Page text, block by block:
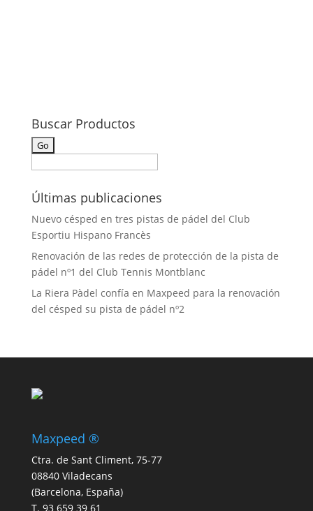
Buscar Productos
Últimas publicaciones
Nuevo césped en tres pistas de pádel del Club
Esportiu Hispano Francès
Renovación de las redes de protección de la pista de
pádel nº1 del Club Tennis Montblanc
La Riera Pàdel confía en Maxpeed para la renovación
del césped su pista de pádel nº2
Maxpeed ®
Ctra. de Sant Climent, 75-77
08840 Viladecans
(Barcelona, España)
T. 93 659 39 61